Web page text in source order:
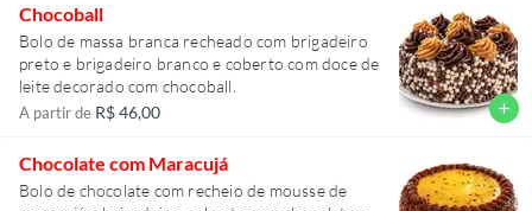
Chocoball
Bolo de massa branca recheado com brigadeiro
preto e brigadeiro branco e coberto com doce de
leite decorado com chocoball.
A partir de R$ 46,00 add
Chocolate com Maracujá
Bolo de chocolate com recheio de mousse de